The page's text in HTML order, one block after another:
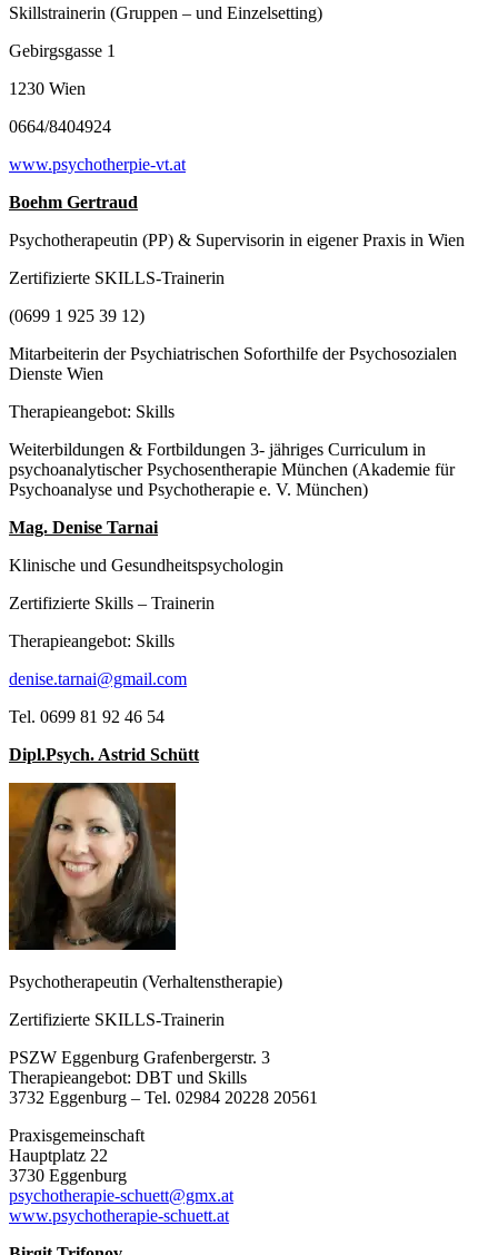
Skillstrainerin (Gruppen – und Einzelsetting)
Gebirgsgasse 1
1230 Wien
0664/8404924
www.psychotherpie-vt.at
Boehm Gertraud
Psychotherapeutin (PP) & Supervisorin in eigener Praxis in Wien
Zertifizierte SKILLS-Trainerin
(0699 1 925 39 12)
Mitarbeiterin der Psychiatrischen Soforthilfe der Psychosozialen
Dienste Wien
Therapieangebot: Skills
Weiterbildungen & Fortbildungen 3- jähriges Curriculum in
psychoanalytischer Psychosentherapie München (Akademie für
Psychoanalyse und Psychotherapie e. V. München)
Mag. Denise Tarnai
Klinische und Gesundheitspsychologin
Zertifizierte Skills – Trainerin
Therapieangebot: Skills
denise.tarnai@gmail.com
Tel. 0699 81 92 46 54
Dipl.Psych. Astrid Schütt
Psychotherapeutin (Verhaltenstherapie)
Zertifizierte SKILLS-Trainerin
PSZW Eggenburg Grafenbergerstr. 3
Therapieangebot: DBT und Skills
3732 Eggenburg – Tel. 02984 20228 20561
Praxisgemeinschaft
Hauptplatz 22
3730 Eggenburg
psychotherapie-schuett@gmx.at
www.psychotherapie-schuett.at